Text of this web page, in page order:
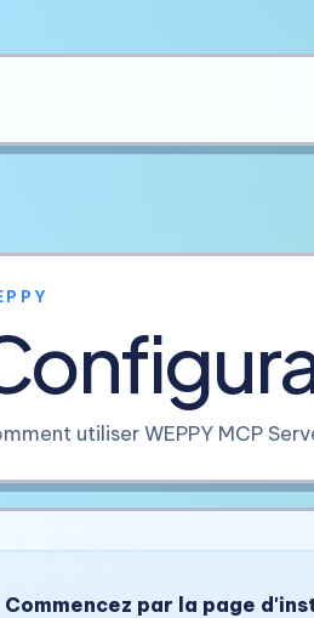
utiliser WEPPY MCP
Commencez par la page